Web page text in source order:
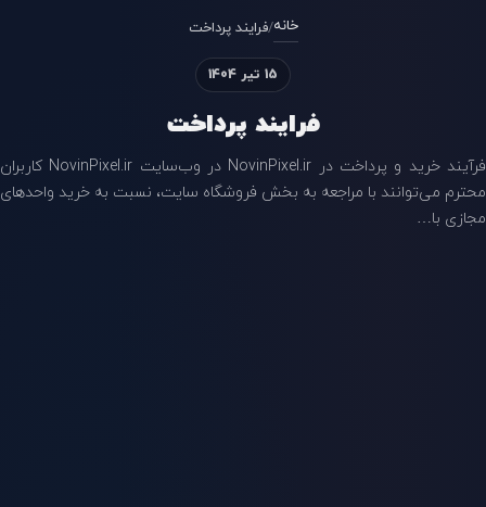
خانه/فرایند پرداخت
15 تیر 1404
فرایند پرداخت
فرآیند خرید و پرداخت در NovinPixel.ir در وب‌سایت NovinPixel.ir کاربران
محترم می‌توانند با مراجعه به بخش فروشگاه سایت، نسبت به خرید واحدهای
مجازی با…